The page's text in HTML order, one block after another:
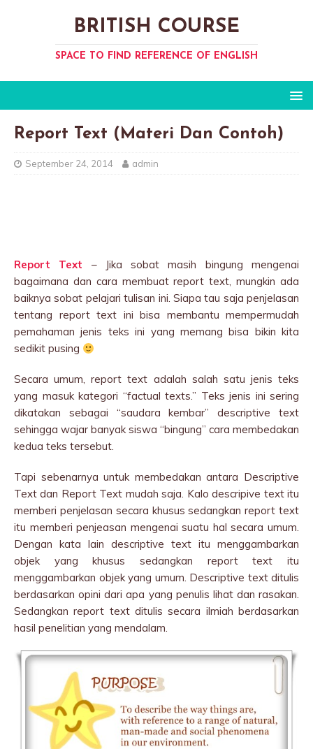
BRITISH COURSE
SPACE TO FIND REFERENCE OF ENGLISH
Report Text (Materi Dan Contoh)
September 24, 2014 admin
Report Text – Jika sobat masih bingung mengenai
bagaimana dan cara membuat report text, mungkin ada
baiknya sobat pelajari tulisan ini. Siapa tau saja penjelasan
tentang report text ini bisa membantu mempermudah
pemahaman jenis teks ini yang memang bisa bikin kita
sedikit pusing
Secara umum, report text adalah salah satu jenis teks
yang masuk kategori “factual texts.” Teks jenis ini sering
dikatakan sebagai “saudara kembar” descriptive text
sehingga wajar banyak siswa “bingung” cara membedakan
kedua teks tersebut.
Tapi sebenarnya untuk membedakan antara Descriptive
Text dan Report Text mudah saja. Kalo descripive text itu
memberi penjelasan secara khusus sedangkan report text
itu memberi penjeasan mengenai suatu hal secara umum.
Dengan kata lain descriptive text itu menggambarkan
objek yang khusus sedangkan report text itu
menggambarkan objek yang umum. Descriptive text ditulis
berdasarkan opini dari apa yang penulis lihat dan rasakan.
Sedangkan report text ditulis secara ilmiah berdasarkan
hasil penelitian yang mendalam.